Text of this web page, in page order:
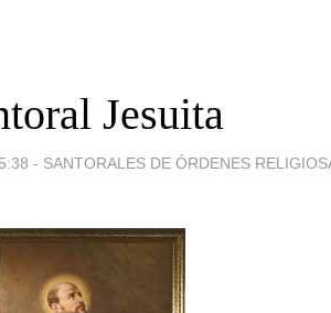
Jesuita
- SANTORALES DE ÓRDENES